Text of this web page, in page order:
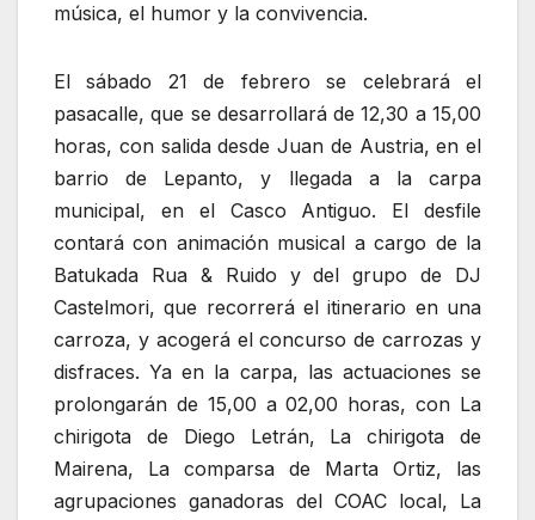
música, el humor y la convivencia.
El sábado 21 de febrero se celebrará el
pasacalle, que se desarrollará de 12,30 a 15,00
horas, con salida desde Juan de Austria, en el
barrio de Lepanto, y llegada a la carpa
municipal, en el Casco Antiguo. El desfile
contará con animación musical a cargo de la
Batukada Rua & Ruido y del grupo de DJ
Castelmori, que recorrerá el itinerario en una
carroza, y acogerá el concurso de carrozas y
disfraces. Ya en la carpa, las actuaciones se
prolongarán de 15,00 a 02,00 horas, con La
chirigota de Diego Letrán, La chirigota de
Mairena, La comparsa de Marta Ortiz, las
agrupaciones ganadoras del COAC local, La